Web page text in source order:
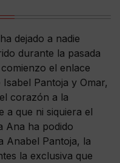
dejado a nadie
durante la pasada
el enlace
Pantoja y Omar,
corazón a la
a que ni siquiera el
Ana ha podido
Anabel Pantoja, la
la exclusiva que